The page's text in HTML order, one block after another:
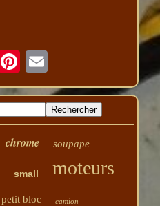
chrome soupape
small moteurs
petit bloc camion